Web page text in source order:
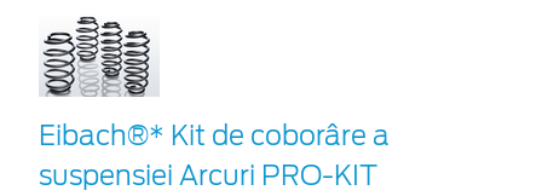
Eibach®* Kit de coborâre a
suspensiei Arcuri PRO-KIT